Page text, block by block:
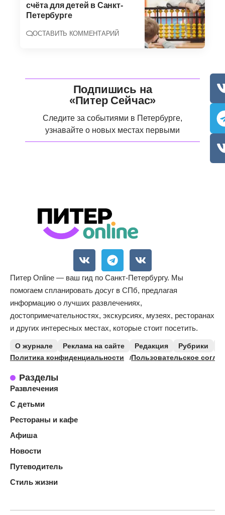
счёта для детей в Санкт-
Петербурге
ОСТАВИТЬ КОММЕНТАРИЙ
Подпишись на
«Питер Сейчас»
Следите за событиями в Петербурге,
узнавайте о новых местах первыми
Питер Online — ваш гид по Санкт-Петербургу. Мы
помогаем спланировать досуг в СПб, предлагая
информацию о лучших развлечениях,
достопримечательностях, экскурсиях, музеях, ресторанах
и других интересных местах, которые стоит посетить.
О журнале Реклама на сайте Редакция Рубрики
Политика конфиденциальности
Пользовательское
Разделы
Развлечения
С детьми
Рестораны и кафе
Афиша
Новости
Путеводитель
Стиль жизни